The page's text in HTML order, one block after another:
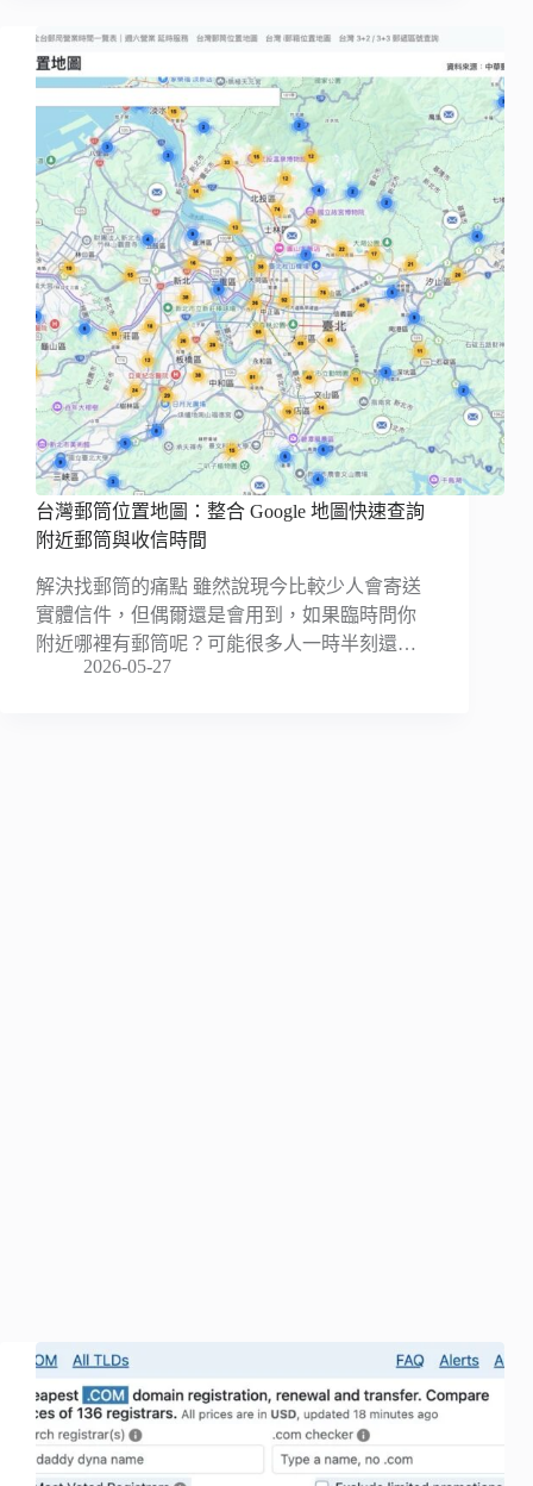
台灣郵筒位置地圖：整合 Google 地圖快速查詢
附近郵筒與收信時間
解決找郵筒的痛點 雖然說現今比較少人會寄送
實體信件，但偶爾還是會用到，如果臨時問你
附近哪裡有郵筒呢？可能很多人一時半刻還…
2026-05-27